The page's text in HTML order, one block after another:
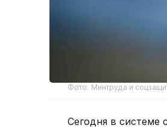
Фото: Минтруда и
Сегодня в системе